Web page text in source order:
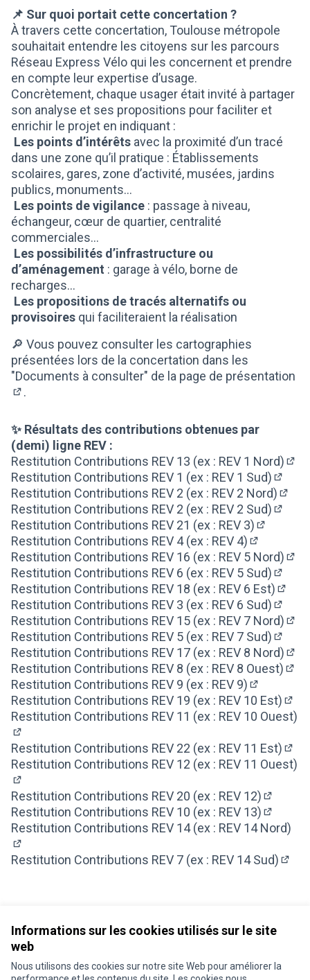
Informations sur les cookies utilisés sur le site
web
Nous utilisons des cookies sur notre site Web pour améliorer la
📌 Sur quoi portait cette concertation ?
À travers cette concertation, Toulouse métropole
souhaitait entendre les citoyens sur les parcours
Réseau Express Vélo qui les concernent et prendre
en compte leur expertise d’usage.
Concrètement, chaque usager était invité à partager
son analyse et ses propositions pour faciliter et
enrichir le projet en indiquant :
Les points d’intérêts avec la proximité d’un tracé
dans une zone qu’il pratique : Établissements
scolaires, gares, zone d’activité, musées, jardins
publics, monuments…
Les points de vigilance : passage à niveau,
échangeur, cœur de quartier, centralité
commerciales…
Les possibilités d’infrastructure ou
d’aménagement : garage à vélo, borne de
recharges...
Les propositions de tracés alternatifs ou
provisoires qui faciliteraient la réalisation
🔎 Vous pouvez consulter les cartographies
présentées lors de la concertation dans les
"Documents à consulter" de la page de présentation
.
✨ Résultats des contributions obtenues par
(demi) ligne REV :
Restitution Contributions REV 13 (ex : REV 1 Nord)
Restitution Contributions REV 1 (ex : REV 1 Sud)
Restitution Contributions REV 2 (ex : REV 2 Nord)
Restitution Contributions REV 2 (ex : REV 2 Sud)
Restitution Contributions REV 21 (ex : REV 3)
(S'ouvre
Restitution Contributions REV 4 (ex : REV 4)
(S'ouvre
Restitution Contributions REV 16 (ex : REV 5 Nord)
Restitution Contributions REV 6 (ex : REV 5 Sud)
Restitution Contributions REV 18 (ex : REV 6 Est)
Restitution Contributions REV 3 (ex : REV 6 Sud)
Restitution Contributions REV 15 (ex : REV 7 Nord)
Restitution Contributions REV 5 (ex : REV 7 Sud)
Restitution Contributions REV 17 (ex : REV 8 Nord)
Restitution Contributions REV 8 (ex : REV 8 Ouest)
Restitution Contributions REV 9 (ex : REV 9)
(S'ouvre
Restitution Contributions REV 19 (ex : REV 10 Est)
Restitution Contributions REV 11 (ex : REV 10 Ouest)
(S'ouvre dans un nouvel onglet)
Restitution Contributions REV 22 (ex : REV 11 Est)
Restitution Contributions REV 12 (ex : REV 11 Ouest)
(S'ouvre dans un nouvel onglet)
Restitution Contributions REV 20 (ex : REV 12)
Restitution Contributions REV 10 (ex : REV 13)
Restitution Contributions REV 14 (ex : REV 14 Nord)
(S'ouvre dans un nouvel onglet)
Restitution Contributions REV 7 (ex : REV 14 Sud)
Conditions d'utilisation